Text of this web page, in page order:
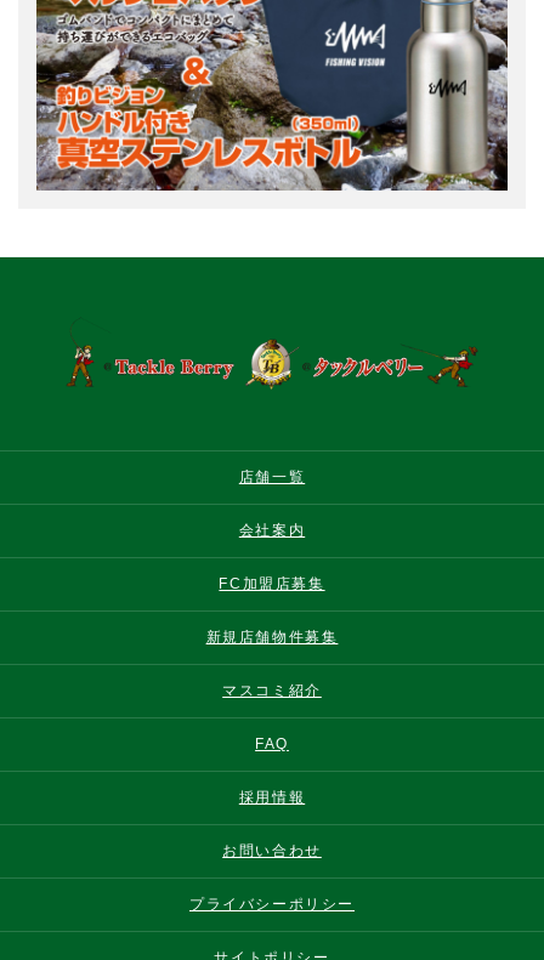
店舗一覧
会社案内
FC加盟店募集
新規店舗物件募集
マスコミ紹介
FAQ
採用情報
お問い合わせ
プライバシーポリシー